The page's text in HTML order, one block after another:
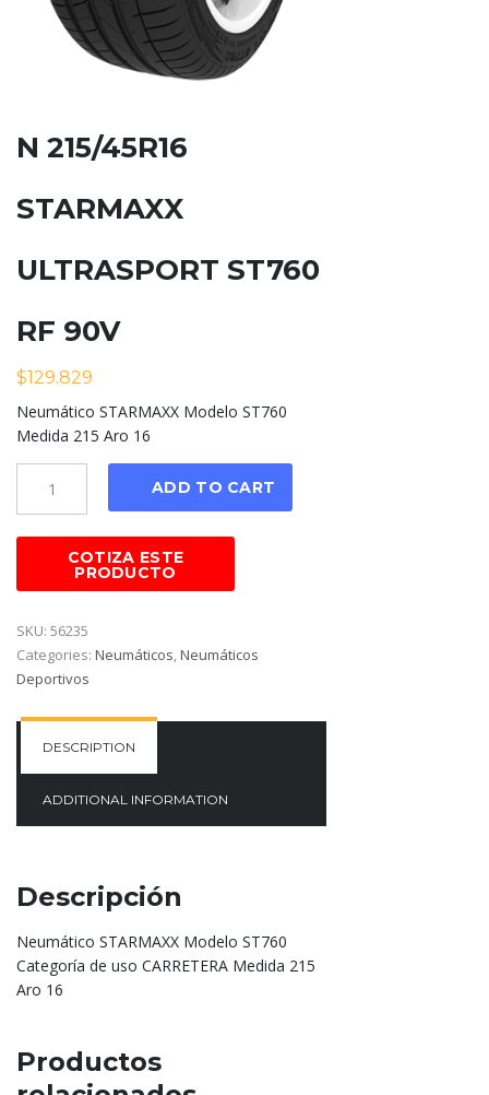
N 215/45R16
STARMAXX
ULTRASPORT ST760
RF 90V
$129.829
Neumático STARMAXX Modelo ST760
Medida 215 Aro 16
ADD TO CART
SKU: 56235
Categories: Neumáticos,Neumáticos
Deportivos
DESCRIPTION
ADDITIONAL INFORMATION
Descripción
Neumático STARMAXX Modelo ST760
Categoría de uso CARRETERA Medida 215
Aro 16
Productos